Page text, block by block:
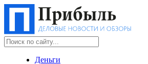
Деньги